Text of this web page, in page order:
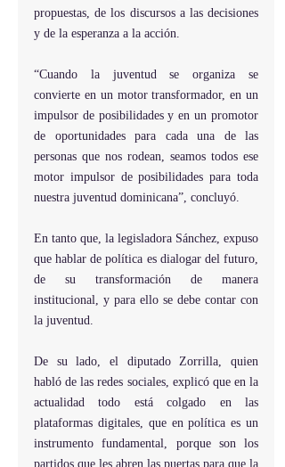
propuestas, de los discursos a las decisiones
y de la esperanza a la acción.
“Cuando la juventud se organiza se
convierte en un motor transformador, en un
impulsor de posibilidades y en un promotor
de oportunidades para cada una de las
personas que nos rodean, seamos todos ese
motor impulsor de posibilidades para toda
nuestra juventud dominicana”, concluyó.
En tanto que, la legisladora Sánchez, expuso
que hablar de política es dialogar del futuro,
de su transformación de manera
institucional, y para ello se debe contar con
la juventud.
De su lado, el diputado Zorrilla, quien
habló de las redes sociales, explicó que en la
actualidad todo está colgado en las
plataformas digitales, que en política es un
instrumento fundamental, porque son los
partidos que les abren las puertas para que la